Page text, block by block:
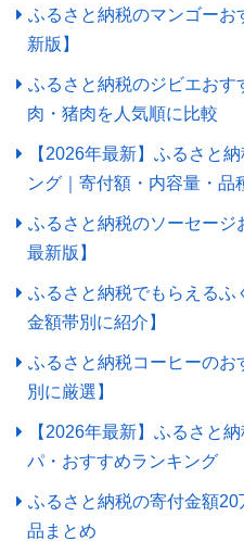
ふるさと納税のマンゴー
新版】
ふるさと納税のジビエお
肉・猪肉を人気順に比較
【2026年最新】ふるさと
ング｜寄付額・内容量・品
ふるさと納税のソーセー
最新版】
ふるさと納税でもらえるふ
金額帯別に紹介】
ふるさと納税コーヒーの
別に厳選】
【2026年最新】ふるさと
パ・おすすめランキング
ふるさと納税の寄付金額
品まとめ